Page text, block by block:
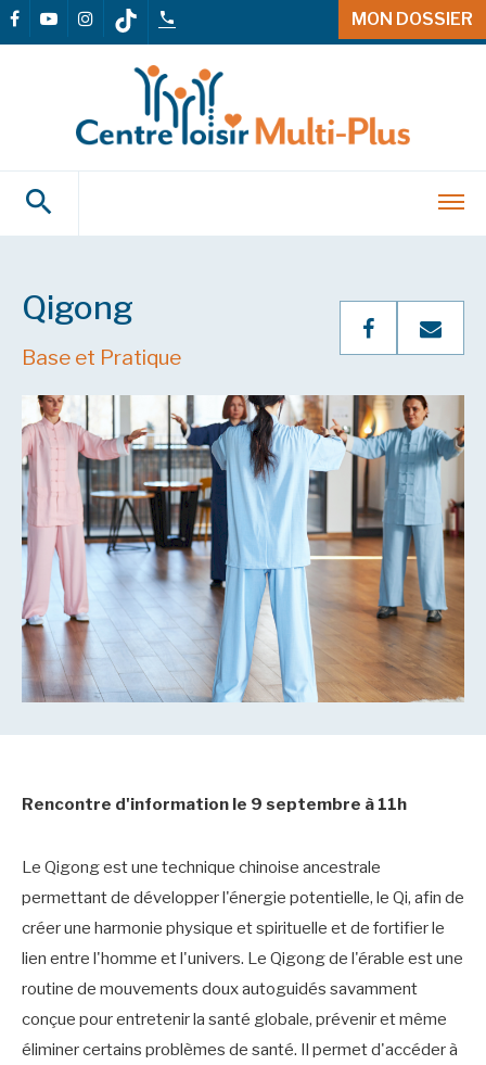
MON DOSSIER
Qigong
Base et Pratique
Rencontre d'information le 9 septembre à 11h
Le Qigong est une technique chinoise ancestrale
permettant de développer l'énergie potentielle, le Qi, afin de
créer une harmonie physique et spirituelle et de fortifier le
lien entre l'homme et l'univers. Le Qigong de l'érable est une
routine de mouvements doux autoguidés savamment
conçue pour entretenir la santé globale, prévenir et même
éliminer certains problèmes de santé. Il permet d'accéder à